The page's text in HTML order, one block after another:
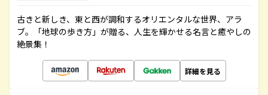
古きと新しき、東と西が調和するオリエンタルな世界、アラ
ブ。「地球の歩き方」が贈る、人生を輝かせる名言と癒やしの
絶景集！
詳細を見る